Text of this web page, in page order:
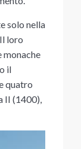
solo nella
loro
monache
il
quatro
II (1400),